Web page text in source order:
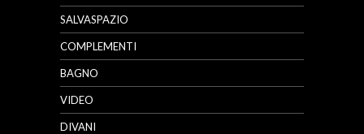
SALVASPAZIO
COMPLEMENTI
BAGNO
VIDEO
DIVANI